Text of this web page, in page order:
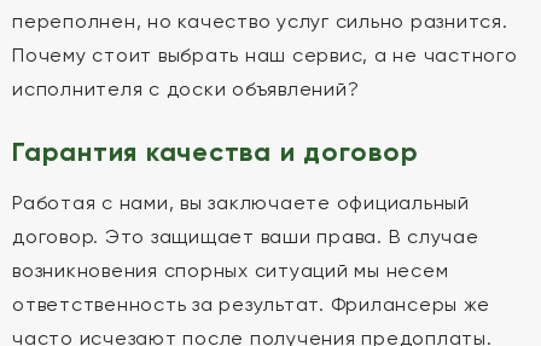
переполнен, но качество услуг сильно разнится.
Почему стоит выбрать наш сервис, а не частного
исполнителя с доски объявлений?
Гарантия качества и договор
Работая с нами, вы заключаете официальный
договор. Это защищает ваши права. В случае
возникновения спорных ситуаций мы несем
ответственность за результат. Фрилансеры же
часто исчезают после получения предоплаты.